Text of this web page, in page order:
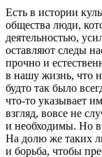
Есть в истории
общества люди,
деятельностью,
оставляют следы
прочно и
в нашу жизнь, что
будто так было
что-то указывает
взгляд, вовсе не
и необходимы. Но
На долю же таких
и борьба, чтобы